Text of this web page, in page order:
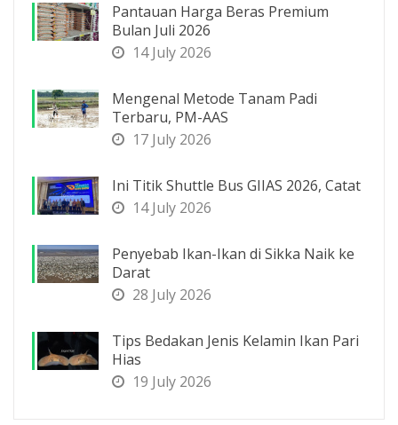
Pantauan Harga Beras Premium
Bulan Juli 2026
14 July 2026
Mengenal Metode Tanam Padi
Terbaru, PM-AAS
17 July 2026
Ini Titik Shuttle Bus GIIAS 2026, Catat
14 July 2026
Penyebab Ikan-Ikan di Sikka Naik ke
Darat
28 July 2026
Tips Bedakan Jenis Kelamin Ikan Pari
Hias
19 July 2026